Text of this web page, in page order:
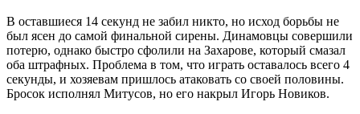
В оставшиеся 14 секунд не забил никто, но исход борьбы не
был ясен до самой финальной сирены. Динамовцы совершили
потерю, однако быстро сфолили на Захарове, который смазал
оба штрафных. Проблема в том, что играть оставалось всего 4
секунды, и хозяевам пришлось атаковать со своей половины.
Бросок исполнял Митусов, но его накрыл Игорь Новиков.